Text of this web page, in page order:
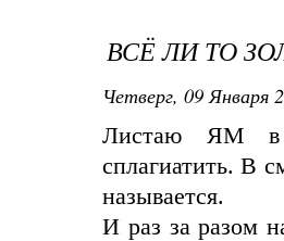
ВСЁ ЛИ ТО
Четверг, 09 Января
Листаю ЯМ в
сплагиатить. В
называется.
И раз за разом